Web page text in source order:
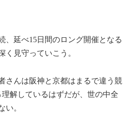
、延べ15日間のロング開催となる
く見守っていこう。
さんは阪神と京都はまるで違う競
解しているはずだが、世の中全
い。